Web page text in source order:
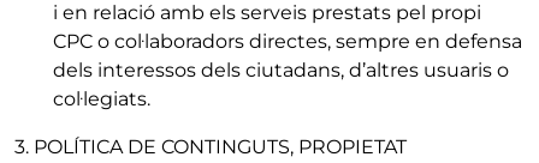
i en relació amb els serveis prestats pel propi
CPC o col·laboradors directes, sempre en defensa
dels interessos dels ciutadans, d’altres usuaris o
col·legiats.
3. POLÍTICA DE CONTINGUTS, PROPIETAT